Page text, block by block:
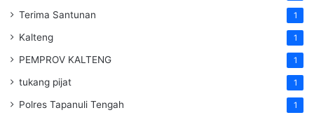
Terima Santunan 1
Kalteng 1
PEMPROV KALTENG 1
tukang pijat 1
Polres Tapanuli Tengah 1